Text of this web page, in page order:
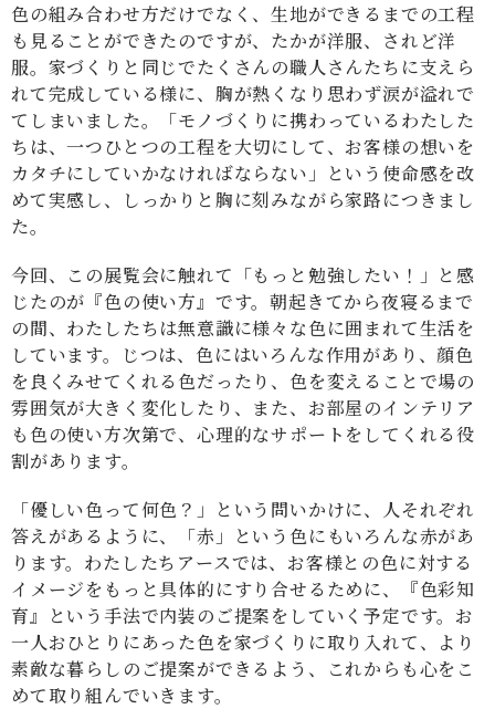
色の組み合わせ方だけでなく、生地ができるまでの工程
も見ることができたのですが、たかが洋服、されど洋
服。家づくりと同じでたくさんの職人さんたちに支えら
れて完成している様に、胸が熱くなり思わず涙が溢れで
てしまいました。「モノづくりに携わっているわたした
ちは、一つひとつの工程を大切にして、お客様の想いを
カタチにしていかなければならない」という使命感を改
めて実感し、しっかりと胸に刻みながら家路につきまし
た。
今回、この展覧会に触れて「もっと勉強したい！」と感
じたのが『色の使い方』です。朝起きてから夜寝るまで
の間、わたしたちは無意識に様々な色に囲まれて生活を
しています。じつは、色にはいろんな作用があり、顔色
を良くみせてくれる色だったり、色を変えることで場の
雰囲気が大きく変化したり、また、お部屋のインテリア
も色の使い方次第で、心理的なサポートをしてくれる役
割があります。
「優しい色って何色？」という問いかけに、人それぞれ
答えがあるように、「赤」という色にもいろんな赤があ
ります。わたしたちアースでは、お客様との色に対する
イメージをもっと具体的にすり合せるために、『色彩知
育』という手法で内装のご提案をしていく予定です。お
一人おひとりにあった色を家づくりに取り入れて、より
素敵な暮らしのご提案ができるよう、これからも心をこ
めて取り組んでいきます。